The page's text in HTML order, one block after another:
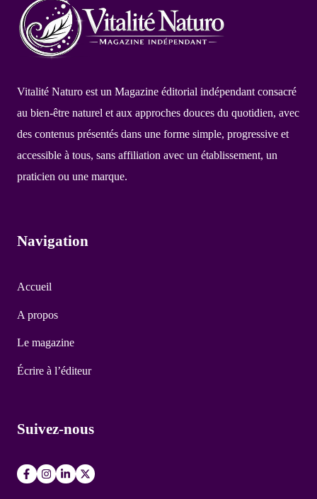
Vitalité Naturo est un Magazine éditorial indépendant consacré
au bien-être naturel et aux approches douces du quotidien, avec
des contenus présentés dans une forme simple, progressive et
accessible à tous, sans affiliation avec un établissement, un
praticien ou une marque.
Navigation
Accueil
A propos
Le magazine
Écrire à l’éditeur
Suivez-nous